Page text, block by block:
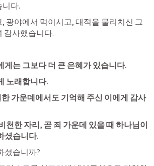
다.
광야에서 먹이시고, 대적을 물리치신 그
감사했습니다.
게는 그보다 더 큰 은혜가 있습니다.
노래합니다.
천한 자리, 곧 죄 가운데 있을 때 하나님이
셨습니다.
셨습니까?